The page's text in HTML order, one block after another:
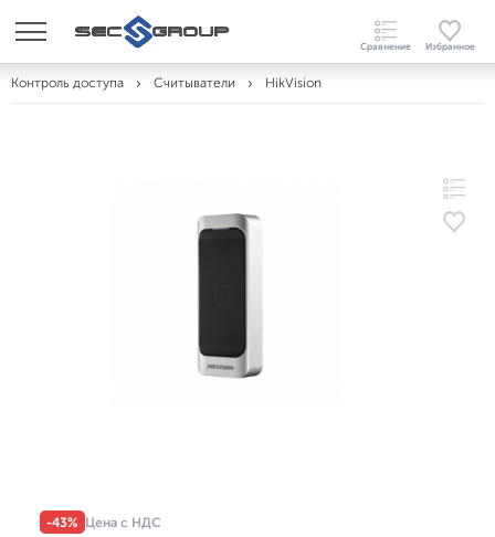
Контроль доступа Считыватели HikVision
-43% Цена с НДС